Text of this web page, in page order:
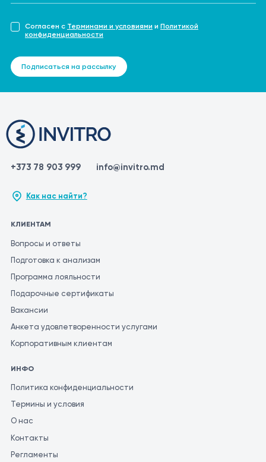
Согласен с Терминами и условиями и Политикой
конфиденциальности
Подписаться на рассылку
+373 78 903 999 info@invitro.md
Как нас найти?
КЛИЕНТАМ
Вопросы и ответы
Подготовка к анализам
Программа лояльности
Подарочные сертификаты
Вакансии
Анкета удовлетворенности услугами
Корпоративным клиентам
ИНФО
Политика конфиденциальности
Термины и условия
О нас
Контакты
Регламенты